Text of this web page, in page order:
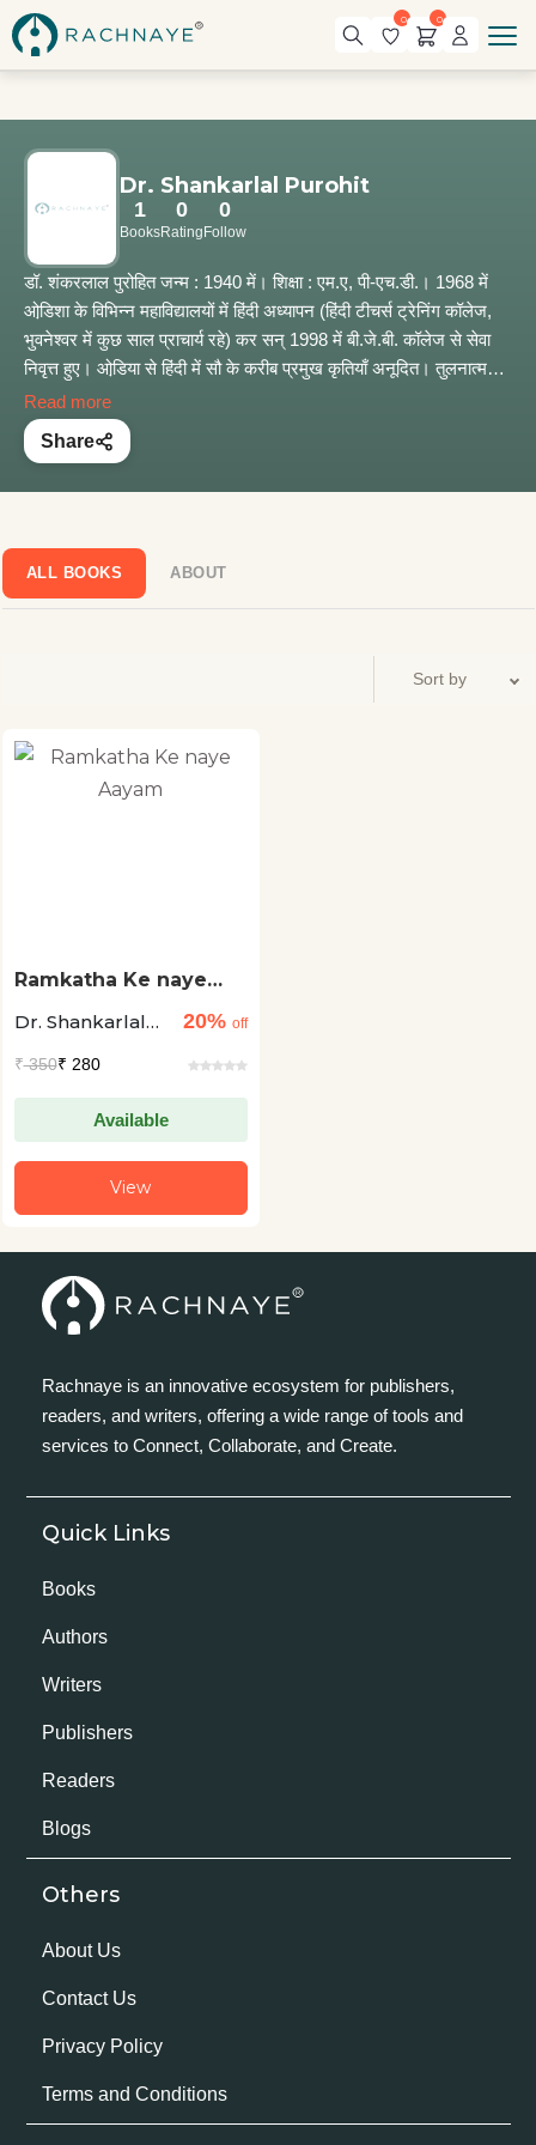
0 0
Dr. Shankarlal Purohit
1
Books
0
Rating
0
Follow
डॉ. शंकरलाल पुरोहित जन्म : 1940 में। शिक्षा : एम.ए, पी-एच.डी.। 1968 में
ओडि़शा के विभिन्न महाविद्यालयों में हिंदी अध्यापन (हिंदी टीचर्स ट्रेनिंग कॉलेज,
भुवनेश्वर में कुछ साल प्राचार्य रहे) कर सन् 1998 में बी.जे.बी. कॉलेज से सेवा
निवृत्त हुए। ओडि़या से हिंदी में सौ के करीब प्रमुख कृतियाँ अनूदित। तुलनात्मक
साहित्य, नाटक आदि पर दस से अधिक शोधार्थी पी-एच.डी. एवं दो डी.लिट. की
डिग्री प्राप्त। केंद्रीय हिंदी निदेशालय, उत्तर प्रदेश हिंदी संस्थान, केंद्रीय हिंदी
संस्थान (गंगा शरणसिंह सम्मान), केंद्रीय साहित्य अकादेमी अनुवाद पुरस्कार,
Read more
Share
ALL BOOKS ABOUT
Ramkatha Ke naye
Dr. Shankarlal
20% off
₹350₹ 280
Available
View
Rachnaye is an innovative ecosystem for publishers,
readers, and writers, offering a wide range of tools and
services to Connect, Collaborate, and Create.
Quick Links
Books
Authors
Writers
Publishers
Readers
Blogs
Others
About Us
Contact Us
Privacy Policy
Terms and Conditions